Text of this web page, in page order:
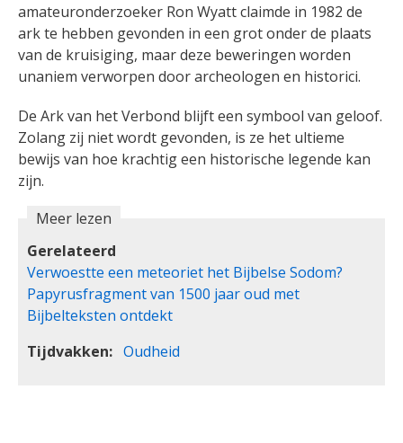
amateuronderzoeker Ron Wyatt claimde in 1982 de
ark te hebben gevonden in een grot onder de plaats
van de kruisiging, maar deze beweringen worden
unaniem verworpen door archeologen en historici.
De Ark van het Verbond blijft een symbool van geloof.
Zolang zij niet wordt gevonden, is ze het ultieme
bewijs van hoe krachtig een historische legende kan
zijn.
Meer lezen
Gerelateerd
Verwoestte een meteoriet het Bijbelse Sodom?
Papyrusfragment van 1500 jaar oud met
Bijbelteksten ontdekt
Tijdvakken
Oudheid